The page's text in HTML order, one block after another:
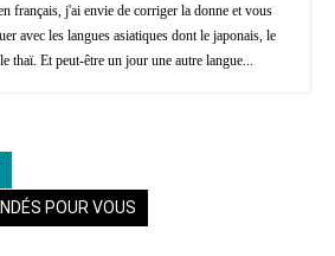
français, j'ai envie de corriger la donne et vous
avec les langues asiatiques dont le japonais, le
thaï. Et peut-être un jour une autre langue...
POUR VOUS